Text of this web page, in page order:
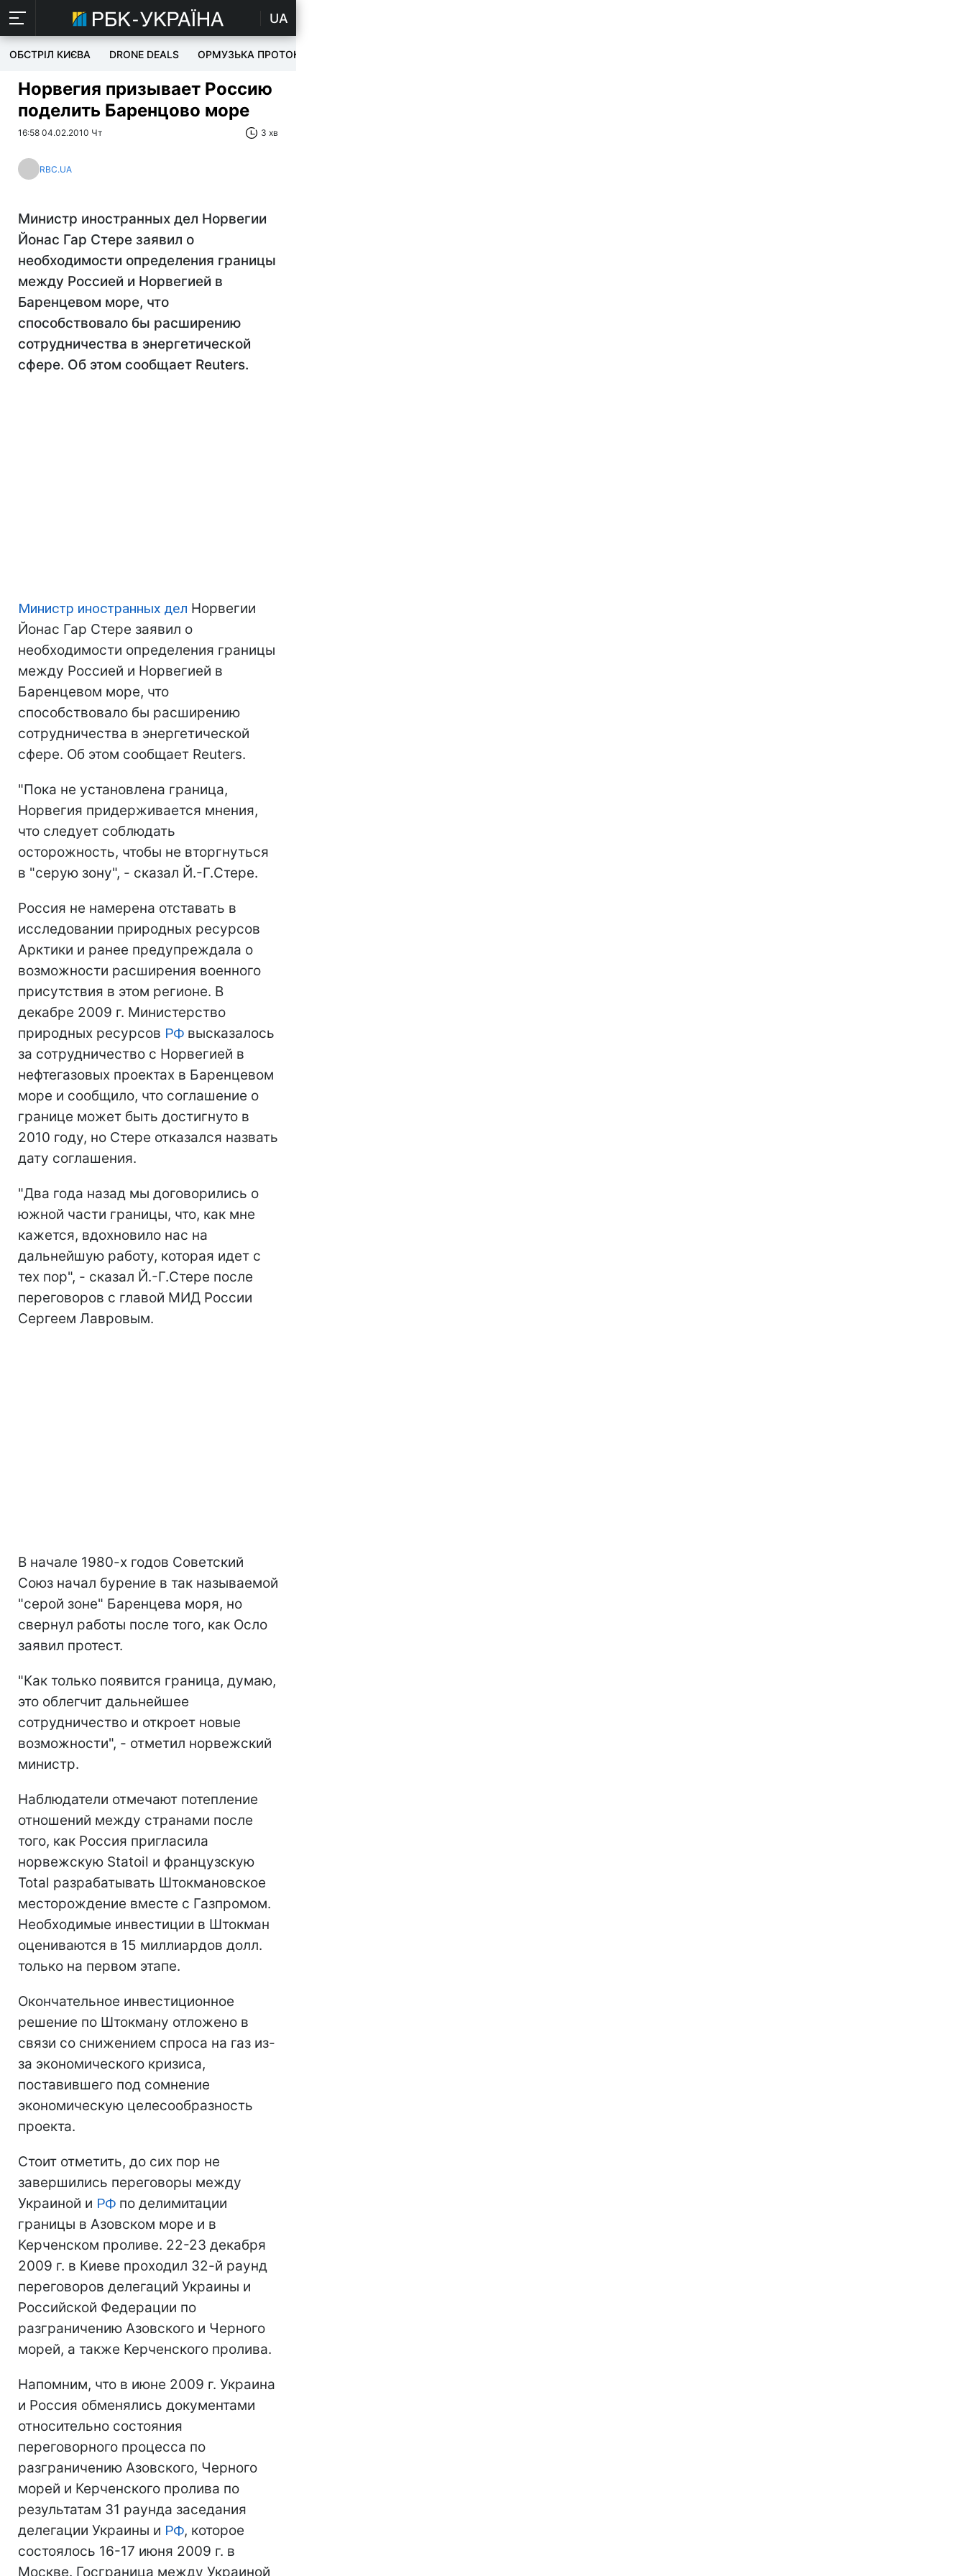
UA
ОБСТРІЛ КИЄВА DRONE DEALS ОРМУЗЬКА ПРОТОКА
Норвегия призывает Россию
поделить Баренцово море
16:58 04.02.2010 Чт 3 хв
RBC.UA
Министр иностранных дел Норвегии
Йонас Гар Стере заявил о
необходимости определения границы
между Россией и Норвегией в
Баренцевом море, что
способствовало бы расширению
сотрудничества в энергетической
сфере. Об этом сообщает Reuters.
Министр иностранных дел Норвегии
Йонас Гар Стере заявил о
необходимости определения границы
между Россией и Норвегией в
Баренцевом море, что
способствовало бы расширению
сотрудничества в энергетической
сфере. Об этом сообщает Reuters.
"Пока не установлена граница,
Норвегия придерживается мнения,
что следует соблюдать
осторожность, чтобы не вторгнуться
в "серую зону", - сказал Й.-Г.Стере.
Россия не намерена отставать в
исследовании природных ресурсов
Арктики и ранее предупреждала о
возможности расширения военного
присутствия в этом регионе. В
декабре 2009 г. Министерство
природных ресурсов РФ высказалось
за сотрудничество с Норвегией в
нефтегазовых проектах в Баренцевом
море и сообщило, что соглашение о
границе может быть достигнуто в
2010 году, но Стере отказался назвать
дату соглашения.
"Два года назад мы договорились о
южной части границы, что, как мне
кажется, вдохновило нас на
дальнейшую работу, которая идет с
тех пор", - сказал Й.-Г.Стере после
переговоров с главой МИД России
Сергеем Лавровым.
В начале 1980-х годов Советский
Союз начал бурение в так называемой
"серой зоне" Баренцева моря, но
свернул работы после того, как Осло
заявил протест.
"Как только появится граница, думаю,
это облегчит дальнейшее
сотрудничество и откроет новые
возможности", - отметил норвежский
министр.
Наблюдатели отмечают потепление
отношений между странами после
того, как Россия пригласила
норвежскую Statoil и французскую
Total разрабатывать Штокмановское
месторождение вместе с Газпромом.
Необходимые инвестиции в Штокман
оцениваются в 15 миллиардов долл.
только на первом этапе.
Окончательное инвестиционное
решение по Штокману отложено в
связи со снижением спроса на газ из-
за экономического кризиса,
поставившего под сомнение
экономическую целесообразность
проекта.
Стоит отметить, до сих пор не
завершились переговоры между
Украиной и РФ по делимитации
границы в Азовском море и в
Керченском проливе. 22-23 декабря
2009 г. в Киеве проходил 32-й раунд
переговоров делегаций Украины и
Российской Федерации по
разграничению Азовского и Черного
морей, а также Керченского пролива.
Напомним, что в июне 2009 г. Украина
и Россия обменялись документами
относительно состояния
переговорного процесса по
разграничению Азовского, Черного
морей и Керченского пролива по
результатам 31 раунда заседания
делегации Украины и РФ, которое
состоялось 16-17 июня 2009 г. в
Москве. Госграница между Украиной